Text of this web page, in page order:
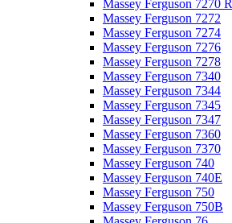
Massey Ferguson 7270 R
Massey Ferguson 7272
Massey Ferguson 7274
Massey Ferguson 7276
Massey Ferguson 7278
Massey Ferguson 7340
Massey Ferguson 7344
Massey Ferguson 7345
Massey Ferguson 7347
Massey Ferguson 7360
Massey Ferguson 7370
Massey Ferguson 740
Massey Ferguson 740E
Massey Ferguson 750
Massey Ferguson 750B